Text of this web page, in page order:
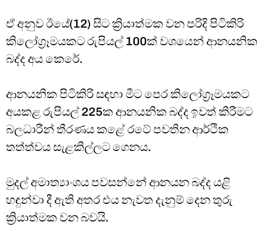
ඒ අනුව ඊයේ(12) සිට ක්‍රියාත්මක වන පරිදි පිටිකිරි
කිලෝග්‍රෑමයකට රුපියල් 100ක් වශයෙන් ආනයනික
බද්ද අය කෙරේ.
ආනයනික පිටිකිරි සඳහා මීට පෙර කිලෝග්‍රෑමයකට
අයකළ රුපියල් 225ක ආනයනික බද්ද ඉවත් කිරීමට
බලධාරීන් තීරණය කළේ රටේ පවතින ආර්ථික
තත්ත්වය සැළකිල්ලට ගෙනය.
මුදල් අමාත්‍යාංශය පවසන්නේ ආනයන බද්ද යළි
හඳුන්වා දී ඇති අතර එය නැවත දැනුම් දෙන තුරු
ක්‍රියාත්මක වන බවයි.